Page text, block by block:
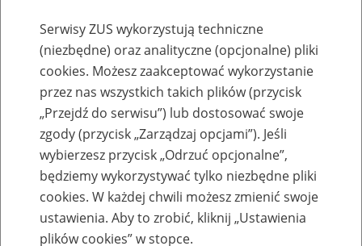
Komunikaty
Przerwa w dostępie do systemu
bankowości internetowej BOŚBank24
Serwisy ZUS wykorzystują techniczne
(niezbędne) oraz analityczne (opcjonalne) pliki
cookies. Możesz zaakceptować wykorzystanie
przez nas wszystkich takich plików (przycisk
„Przejdź do serwisu”) lub dostosować swoje
zgody (przycisk „Zarządzaj opcjami”). Jeśli
wybierzesz przycisk „Odrzuć opcjonalne”,
będziemy wykorzystywać tylko niezbędne pliki
cookies. W każdej chwili możesz zmienić swoje
ustawienia. Aby to zrobić, kliknij „Ustawienia
plików cookies” w stopce.